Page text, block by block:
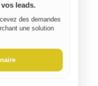
leads.
des demandes
une solution